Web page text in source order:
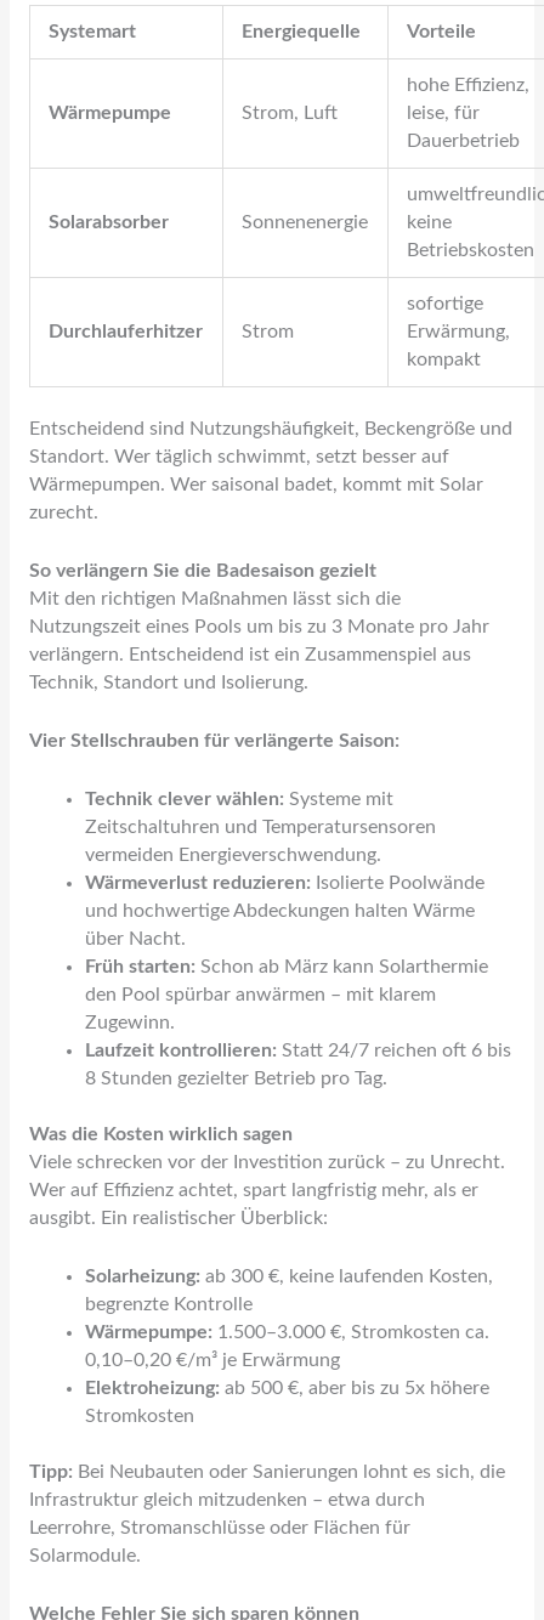
Systemart Energiequelle Vorteile
Wärmepumpe Strom, Luft
hohe Effizienz,
leise, für
Dauerbetrieb
Solarabsorber Sonnenenergie
keine
Betriebskosten
Durchlauferhitzer Strom
sofortige
Erwärmung,
kompakt
Entscheidend sind Nutzungshäufigkeit, Beckengröße und
Standort. Wer täglich schwimmt, setzt besser auf
Wärmepumpen. Wer saisonal badet, kommt mit Solar
zurecht.
So verlängern Sie die Badesaison gezielt
Mit den richtigen Maßnahmen lässt sich die
Nutzungszeit eines Pools um bis zu 3 Monate pro Jahr
verlängern. Entscheidend ist ein Zusammenspiel aus
Technik, Standort und Isolierung.
Vier Stellschrauben für verlängerte Saison:
Technik clever wählen: Systeme mit
Zeitschaltuhren und Temperatursensoren
vermeiden Energieverschwendung.
Wärmeverlust reduzieren: Isolierte Poolwände
und hochwertige Abdeckungen halten Wärme
über Nacht.
Früh starten: Schon ab März kann Solarthermie
den Pool spürbar anwärmen – mit klarem
Zugewinn.
Laufzeit kontrollieren: Statt 24/7 reichen oft 6 bis
8 Stunden gezielter Betrieb pro Tag.
Was die Kosten wirklich sagen
Viele schrecken vor der Investition zurück – zu Unrecht.
Wer auf Effizienz achtet, spart langfristig mehr, als er
ausgibt. Ein realistischer Überblick:
Solarheizung: ab 300 €, keine laufenden Kosten,
begrenzte Kontrolle
Wärmepumpe: 1.500–3.000 €, Stromkosten ca.
0,10–0,20 €/m³ je Erwärmung
Elektroheizung: ab 500 €, aber bis zu 5x höhere
Stromkosten
Tipp: Bei Neubauten oder Sanierungen lohnt es sich, die
Infrastruktur gleich mitzudenken – etwa durch
Leerrohre, Stromanschlüsse oder Flächen für
Solarmodule.
Welche Fehler Sie sich sparen können